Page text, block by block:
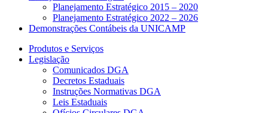
Planejamento Estratégico 2015 – 2020
Planejamento Estratégico 2022 – 2026
Demonstrações Contábeis da UNICAMP
Produtos e Serviços
Legislação
Comunicados DGA
Decretos Estaduais
Instruções Normativas DGA
Leis Estaduais